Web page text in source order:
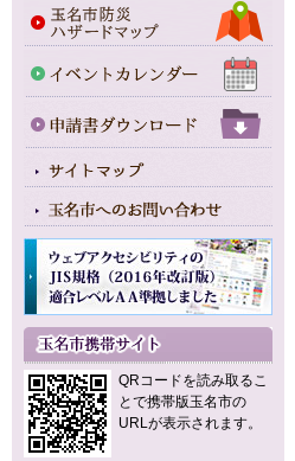
QRコードを読み取るこ
とで携帯版玉名市の
URLが表示されます。